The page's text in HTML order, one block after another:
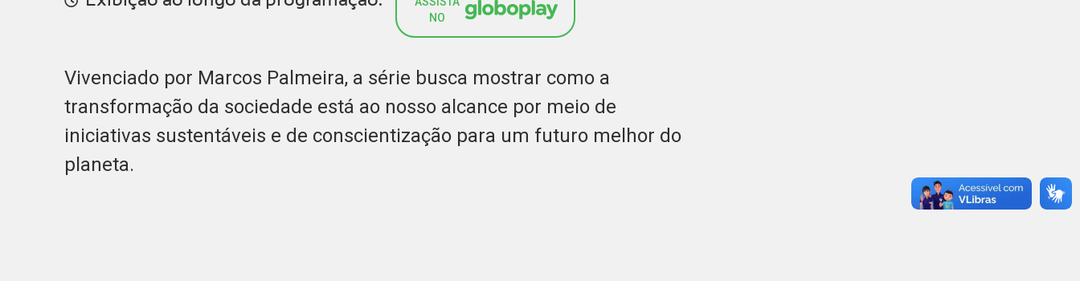
NO
Vivenciado por Marcos Palmeira, a série busca mostrar como a
transformação da sociedade está ao nosso alcance por meio de
iniciativas sustentáveis e de conscientização para um futuro melhor do
planeta.